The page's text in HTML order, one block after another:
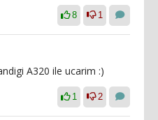
8 1
A320 ile ucarim :)
1 2